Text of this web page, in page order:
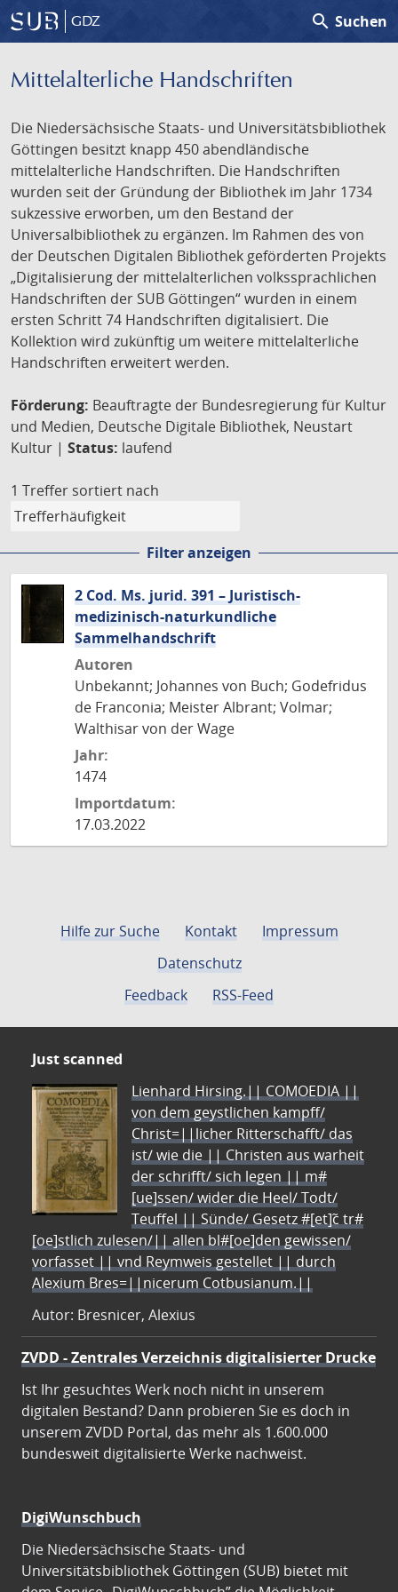
GDZ search Suchen
Mittelalterliche Handschriften
Die Niedersächsische Staats- und Universitätsbibliothek
Göttingen besitzt knapp 450 abendländische
mittelalterliche Handschriften. Die Handschriften
wurden seit der Gründung der Bibliothek im Jahr 1734
sukzessive erworben, um den Bestand der
Universalbibliothek zu ergänzen. Im Rahmen des von
der Deutschen Digitalen Bibliothek geförderten Projekts
„Digitalisierung der mittelalterlichen volkssprachlichen
Handschriften der SUB Göttingen“ wurden in einem
ersten Schritt 74 Handschriften digitalisiert. Die
Kollektion wird zukünftig um weitere mittelalterliche
Handschriften erweitert werden.
Förderung: Beauftragte der Bundesregierung für Kultur
und Medien, Deutsche Digitale Bibliothek, Neustart
Kultur | Status: laufend
1 Treffer sortiert nach
Filter anzeigen
2 Cod. Ms. jurid. 391 – Juristisch-
medizinisch-naturkundliche
Sammelhandschrift
Autoren
Unbekannt; Johannes von Buch; Godefridus
de Franconia; Meister Albrant; Volmar;
Walthisar von der Wage
Jahr:
1474
Importdatum:
17.03.2022
Hilfe zur Suche Kontakt
Impressum
Datenschutz
Feedback
RSS-Feed
Just scanned
Lienhard Hirsing.|| COMOEDIA ||
von dem geystlichen kampff/
Christ=||licher Ritterschafft/ das
ist/ wie die || Christen aus warheit
der schrifft/ sich legen || m#
[ue]ssen/ wider die Heel/ Todt/
Teuffel || Sünde/ Gesetz #[et]c̃ tr#
[oe]stlich zulesen/|| allen bl#[oe]den gewissen/
vorfasset || vnd Reymweis gestellet || durch
Alexium Bres=||nicerum Cotbusianum.||
Autor: Bresnicer, Alexius
ZVDD - Zentrales Verzeichnis digitalisierter Drucke
Ist Ihr gesuchtes Werk noch nicht in unserem
digitalen Bestand? Dann probieren Sie es doch in
unserem ZVDD Portal, das mehr als 1.600.000
bundesweit digitalisierte Werke nachweist.
DigiWunschbuch
Die Niedersächsische Staats- und
Universitätsbibliothek Göttingen (SUB) bietet mit